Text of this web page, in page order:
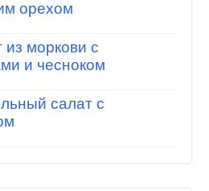
орехом
из моркови с
и чесноком
салат с